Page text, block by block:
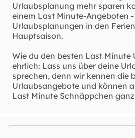
Urlaubsplanung mehr sparen
einem Last Minute-Angeboten
Urlaubsplanungen in den
Hauptsaison.
Wie du den besten Last Minute
ehrlich: Lass uns über deine
sprechen, denn wir kennen die
Urlaubsangebote und können
Last Minute Schnäppchen